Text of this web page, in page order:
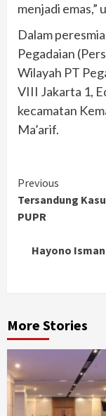
menjadi emas,”
Dalam
Pegadaian
Wilayah PT
VIII Jakarta 1,
kecamatan
Ma’arif.
Continue
Reading
Previous
Tersandung
PUPR
Hayono
More Stories